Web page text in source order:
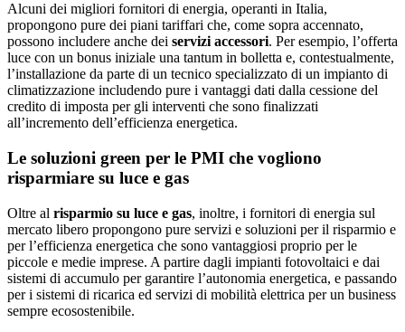
Alcuni dei migliori fornitori di energia, operanti in Italia,
propongono pure dei piani tariffari che, come sopra accennato,
possono includere anche dei servizi accessori. Per esempio, l’offerta
luce con un bonus iniziale una tantum in bolletta e, contestualmente,
l’installazione da parte di un tecnico specializzato di un impianto di
climatizzazione includendo pure i vantaggi dati dalla cessione del
credito di imposta per gli interventi che sono finalizzati
all’incremento dell’efficienza energetica.
Le soluzioni green per le PMI che vogliono
risparmiare su luce e gas
Oltre al risparmio su luce e gas, inoltre, i fornitori di energia sul
mercato libero propongono pure servizi e soluzioni per il risparmio e
per l’efficienza energetica che sono vantaggiosi proprio per le
piccole e medie imprese. A partire dagli impianti fotovoltaici e dai
sistemi di accumulo per garantire l’autonomia energetica, e passando
per i sistemi di ricarica ed servizi di mobilità elettrica per un business
sempre ecosostenibile.